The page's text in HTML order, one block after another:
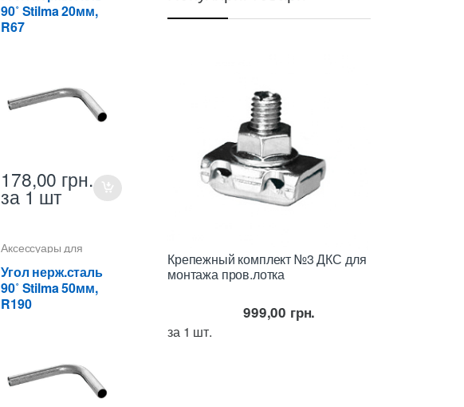
для металлических
труб Stilma
90˚ Stilma 20мм,
R67
178,00 грн.
за 1 шт
Аксессуары для
металлических труб
Углы горизонтальные
для металлических
труб Stilma
Угол нерж.сталь
90˚ Stilma 50мм,
R190
Крепежный комплект №3 ДКС для
монтажа пров.лотка
999,00 грн.
за 1 шт.